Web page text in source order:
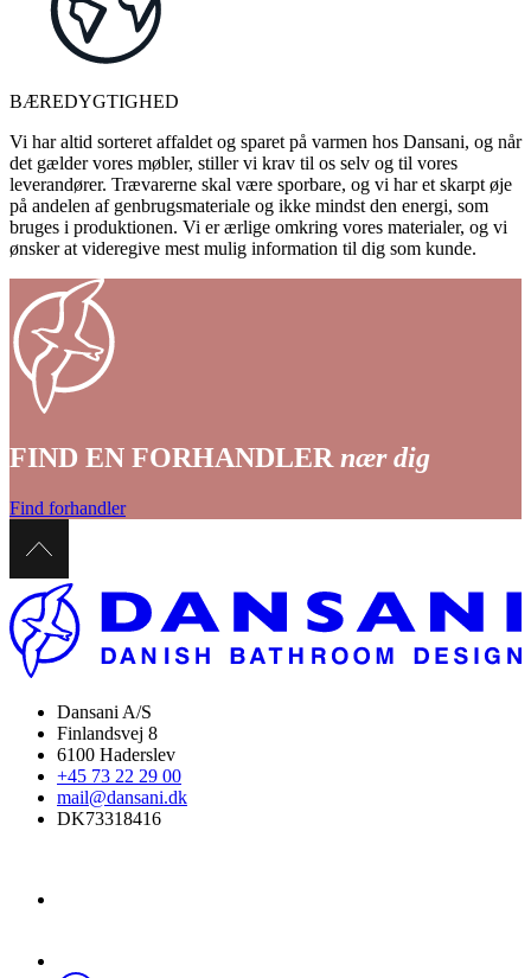
BÆREDYGTIGHED
Vi har altid sorteret affaldet og sparet på varmen hos Dansani, og når
det gælder vores møbler, stiller vi krav til os selv og til vores
leverandører. Trævarerne skal være sporbare, og vi har et skarpt øje
på andelen af genbrugsmateriale og ikke mindst den energi, som
bruges i produktionen. Vi er ærlige omkring vores materialer, og vi
ønsker at videregive mest mulig information til dig som kunde.
FIND EN FORHANDLER nær dig
Find forhandler
Dansani A/S
Finlandsvej 8
6100 Haderslev
+45 73 22 29 00
mail@dansani.dk
DK73318416